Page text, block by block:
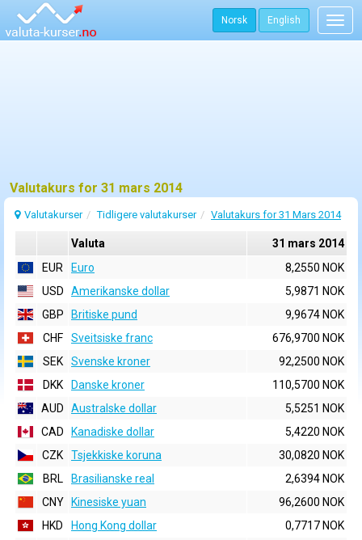
Norsk English
Valutakurs for 31 mars 2014
Valutakurser Tidligere valutakurser Valutakurs for 31 Mars 2014
Valuta
31 mars 2014
EUR
Euro
8,2550 NOK
USD
Amerikanske dollar
5,9871 NOK
GBP
Britiske pund
9,9674 NOK
CHF
Sveitsiske franc
676,9700 NOK
SEK
Svenske kroner
92,2500 NOK
DKK
Danske kroner
110,5700 NOK
AUD
Australske dollar
5,5251 NOK
CAD
Kanadiske dollar
5,4220 NOK
CZK
Tsjekkiske koruna
30,0820 NOK
BRL
Brasilianske real
2,6394 NOK
CNY
Kinesiske yuan
96,2600 NOK
HKD
Hong Kong dollar
0,7717 NOK